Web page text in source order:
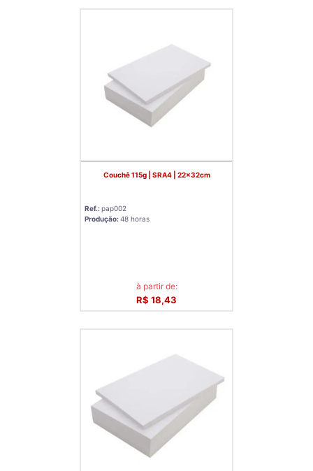
Couchê 115g | SRA4 | 22x32cm
Ref.:pap002
Produção:48 horas
à partir de:
R$ 18,43